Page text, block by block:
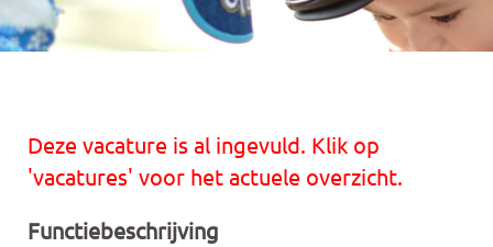
Deze vacature is al ingevuld. Klik op
'vacatures' voor het actuele overzicht.
Functiebeschrijving